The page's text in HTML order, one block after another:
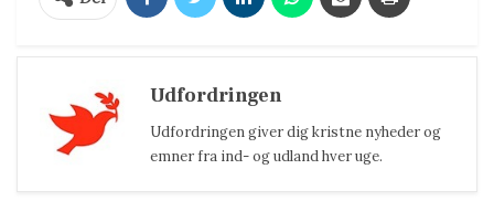
Udfordringen
Udfordringen giver dig kristne nyheder og
emner fra ind- og udland hver uge.